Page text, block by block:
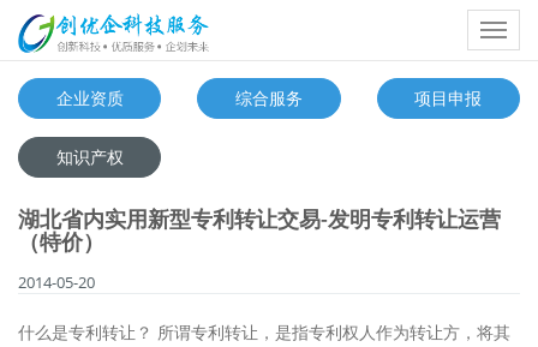
企业资质
综合服务 项目申报
知识产权
湖北省内实用新型专利转让交易-发明专利转让运营
（特价）
2014-05-20
什么是专利转让？ 所谓专利转让，是指专利权人作为转让方，将其